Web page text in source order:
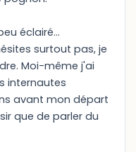
éclairé...
surtout pas, je
Moi-même j'ai
internautes
avant mon départ
que de parler du